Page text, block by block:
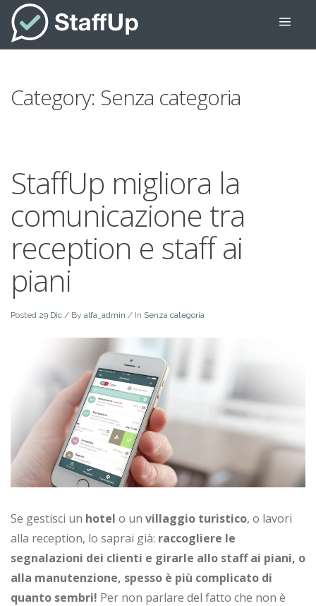
Category: Senza categoria
StaffUp migliora la
comunicazione tra
reception e staff ai
piani
Posted 29 Dic / By alfa_admin / In Senza categoria
Se gestisci un hotel o un villaggio turistico, o lavori
alla reception, lo saprai già: raccogliere le
segnalazioni dei clienti e girarle allo staff ai piani, o
alla manutenzione, spesso è più complicato di
quanto sembri! Per non parlare del fatto che non è